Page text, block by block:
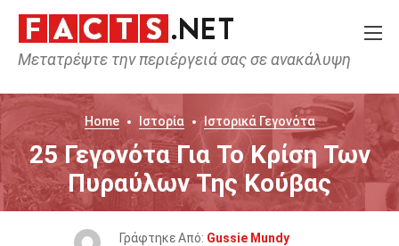
Μετατρέψτε την περιέργειά σας σε ανακάλυψη
Home Ιστορία Ιστορικά Γεγονότα
25 Γεγονότα Για Το Κρίση Των
Πυραύλων Της Κούβας
Γράφτηκε Από: Gussie Mundy